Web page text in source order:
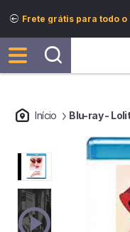
Frete grátis para todo o
Início Blu-ray -